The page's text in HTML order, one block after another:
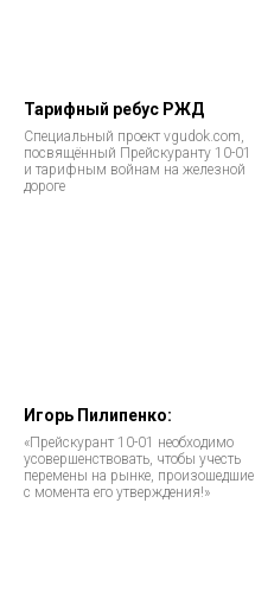
Тарифный ребус РЖД
Специальный проект vgudok.com,
посвящённый Прейскуранту 10-01
и тарифным войнам на железной
дороге
Игорь Пилипенко:
«Прейскурант 10-01 необходимо
усовершенствовать, чтобы учесть
перемены на рынке, произошедшие
с момента его утверждения!»